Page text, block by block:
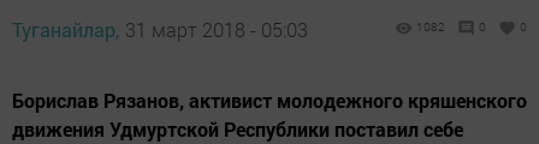
Туганайлар, 31 март 2018 - 05:03 1082 0 0
Борислав Рязанов, активист молодежного кряшенского
движения Удмуртской Республики поставил себе